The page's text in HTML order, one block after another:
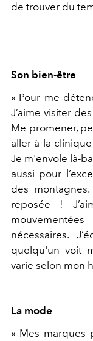
de trouver du
Son bien-être
« Pour me
J’aime visiter
Me promener,
aller à la clinique
Je m'envole là-
aussi pour
des
reposée !
nécessaires.
quelqu'un voit
varie selon mon
La mode
« Mes marques